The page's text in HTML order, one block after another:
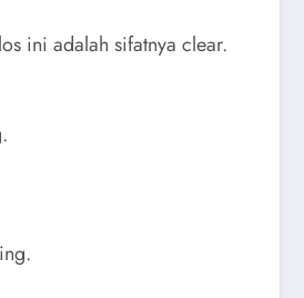
ini adalah sifatnya clear.